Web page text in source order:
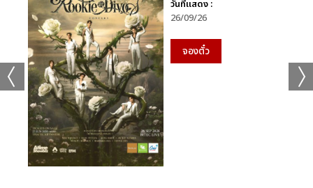
วันที่แสดง :
26/09/26
จองตั๋ว